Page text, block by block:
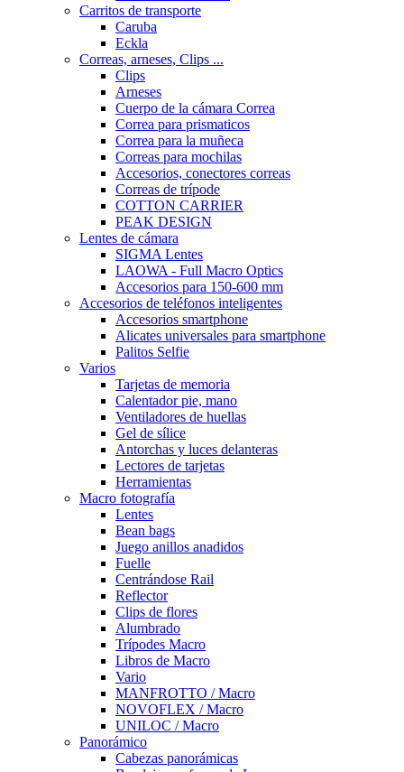
Carritos de transporte
Caruba
Eckla
Correas, arneses, Clips ...
Clips
Arneses
Cuerpo de la cámara Correa
Correa para prismaticos
Correa para la muñeca
Correas para mochilas
Accesorios, conectores correas
Correas de trípode
COTTON CARRIER
PEAK DESIGN
Lentes de cámara
SIGMA Lentes
LAOWA - Full Macro Optics
Accesorios para 150-600 mm
Accesorios de teléfonos inteligentes
Accesorios smartphone
Alicates universales para smartphone
Palitos Selfie
Varios
Tarjetas de memoria
Calentador pie, mano
Ventiladores de huellas
Gel de sílice
Antorchas y luces delanteras
Lectores de tarjetas
Herramientas
Macro fotografía
Lentes
Bean bags
Juego anillos anadidos
Fuelle
Centrándose Rail
Reflector
Clips de flores
Alumbrado
Trípodes Macro
Libros de Macro
Vario
MANFROTTO / Macro
NOVOFLEX / Macro
UNILOC / Macro
Panorámico
Cabezas panorámicas